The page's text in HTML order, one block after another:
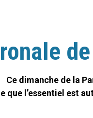
Ce dimanche de la
que l’essentiel est